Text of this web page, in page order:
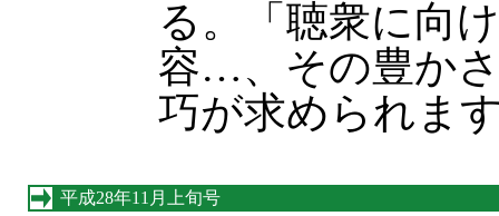
る。「聴衆に向
容…、その豊か
巧が求められま
平成28年11月上旬号